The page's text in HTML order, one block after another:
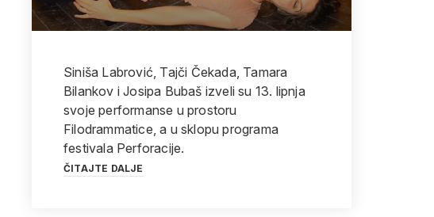
Siniša Labrović, Tajči Čekada, Tamara
Bilankov i Josipa Bubaš izveli su 13. lipnja
svoje performanse u prostoru
Filodrammatice, a u sklopu programa
festivala Perforacije.
ČITAJTE DALJE